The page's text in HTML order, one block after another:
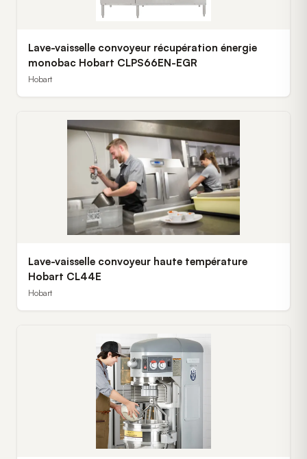
Lave-vaisselle convoyeur récupération énergie
monobac Hobart CLPS66EN-EGR
Hobart
Lave-vaisselle convoyeur haute température
Hobart CL44E
Hobart